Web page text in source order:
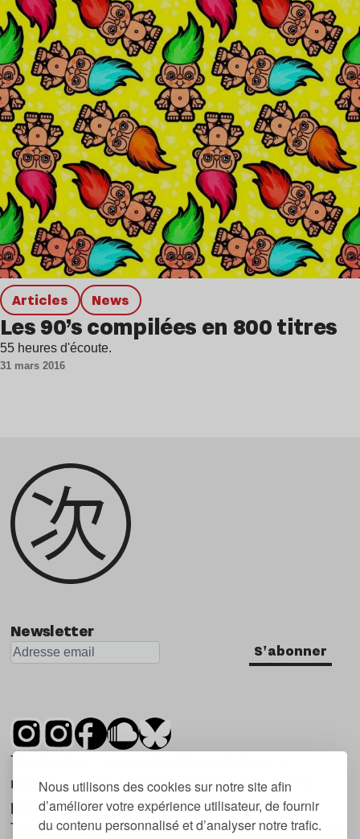
Nous utilisons des cookies sur notre site afin
d’améliorer votre expérience utilisateur, de fournir
du contenu personnalisé et d’analyser notre trafic.
Articles news
Les 90’s compilées en 800 titres
55 heures d'écoute.
31 mars 2016
Newsletter
S'abonner
Tsugi est un mensuel indépendant sur la
musique et les nouvelles tendances, dont la
première parution date de 2007.
Tsugi en japonais signifie « prochain », « suivant